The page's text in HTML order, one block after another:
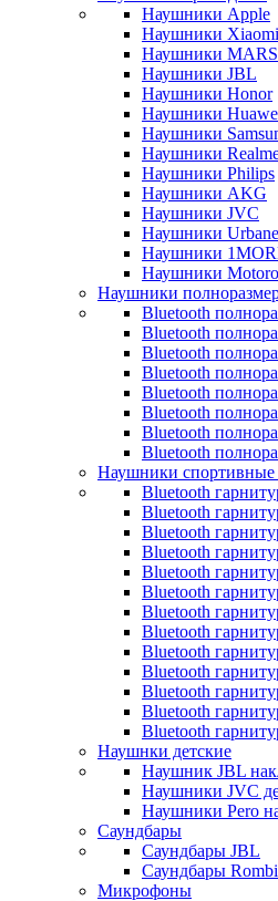
Наушники Apple
Наушники Xiaomi
Наушники
Наушники JBL
Наушники Honor
Наушники
Наушники
Наушники
Наушники Philips
Наушники AKG
Наушники JVC
Наушники
Наушники
Наушники
Наушники
Bluetooth
Bluetooth
Bluetooth
Bluetooth
Bluetooth
Bluetooth
Bluetooth
Bluetooth
Наушники спортивные
Bluetooth
Bluetooth
Bluetooth
Bluetooth
Bluetooth
Bluetooth
Bluetooth
Bluetooth
Bluetooth
Bluetooth
Bluetooth
Bluetooth
Bluetooth
Наушнки детские
Наушник JBL
Наушники JVC
Наушники Pero
Саундбары
Саундбары JBL
Саундбары
Микрофоны